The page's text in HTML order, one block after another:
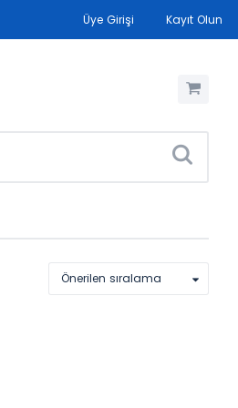
Üye Girişi Kayıt Olun
Önerilen sıralama